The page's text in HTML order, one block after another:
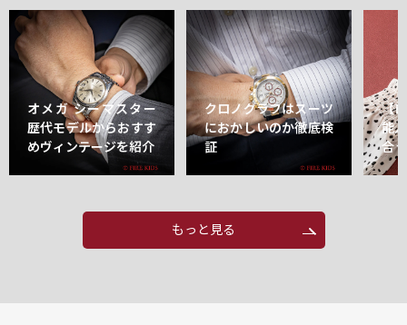
オメガ シーマスター
歴代モデルからおすす
めヴィンテージを紹介
クロノグラフはスーツ
におかしいのか徹底検
証
【
能
合
もっと見る